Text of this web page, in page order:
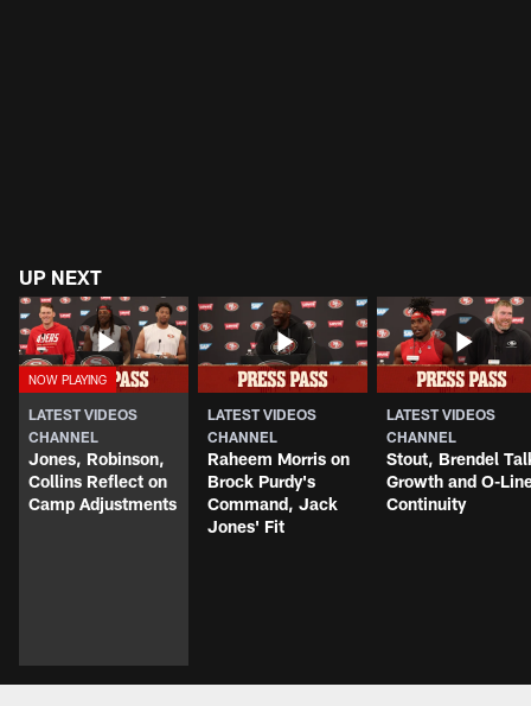
UP NEXT
LATEST VIDEOS
CHANNEL
Jones, Robinson,
Collins Reflect on
Camp Adjustments
LATEST VIDEOS
CHANNEL
Raheem Morris on
Brock Purdy's
Command, Jack
Jones' Fit
LATEST VIDEOS
CHANNEL
Stout, Brendel
Growth and O-
Continuity